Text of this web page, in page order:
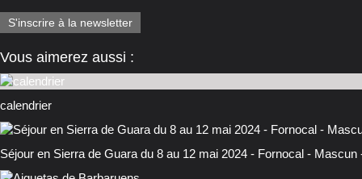
S'inscrire à la newsletter
Vous aimerez aussi :
calendrier
Séjour en Sierra de Guara du 8 au 12 mai 2024 - Fornocal - Mascun